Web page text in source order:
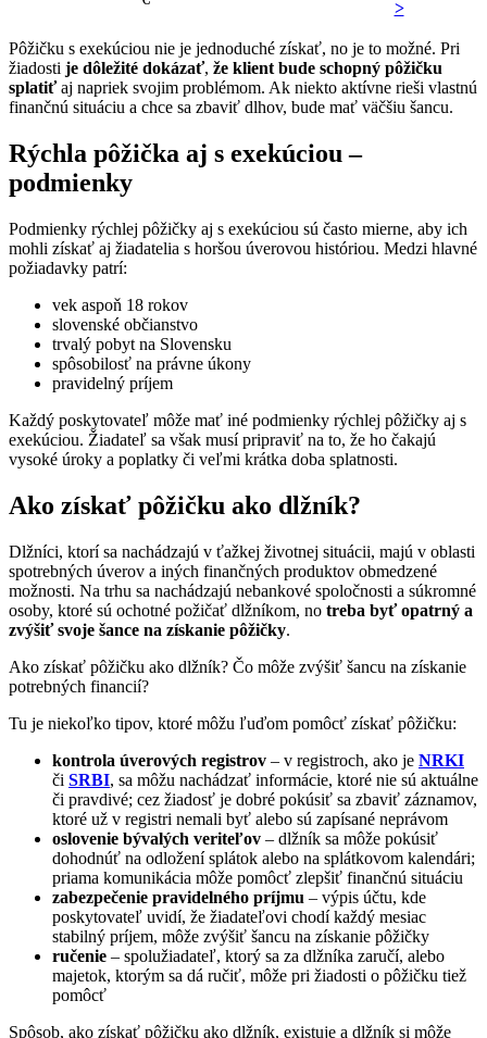
>
Pôžičku s exekúciou nie je jednoduché získať, no je to možné. Pri
žiadosti je dôležité dokázať, že klient bude schopný pôžičku
splatiťaj napriek svojim problémom. Ak niekto aktívne rieši vlastnú
finančnú situáciu a chce sa zbaviť dlhov, bude mať väčšiu šancu.
Rýchla pôžička aj s exekúciou –
podmienky
Podmienky rýchlej pôžičky aj s exekúciou sú často mierne, aby ich
mohli získať aj žiadatelia s horšou úverovou históriou. Medzi hlavné
požiadavky patrí:
vek aspoň 18 rokov
slovenské občianstvo
trvalý pobyt na Slovensku
spôsobilosť na právne úkony
pravidelný príjem
Každý poskytovateľ môže mať iné podmienky rýchlej pôžičky aj s
exekúciou. Žiadateľ sa však musí pripraviť na to, že ho čakajú
vysoké úroky a poplatky či veľmi krátka doba splatnosti.
Ako získať pôžičku ako dlžník?
Dlžníci, ktorí sa nachádzajú v ťažkej životnej situácii, majú v oblasti
spotrebných úverov a iných finančných produktov obmedzené
možnosti. Na trhu sa nachádzajú nebankové spoločnosti a súkromné
osoby, ktoré sú ochotné požičať dlžníkom, no treba byť opatrný a
zvýšiť svoje šance na získanie pôžičky.
Ako získať pôžičku ako dlžník? Čo môže zvýšiť šancu na získanie
potrebných financií?
Tu je niekoľko tipov, ktoré môžu ľuďom pomôcť získať pôžičku:
kontrola úverových registrov – v registroch, ako je NRKI
či SRBI, sa môžu nachádzať informácie, ktoré nie sú aktuálne
či pravdivé; cez žiadosť je dobré pokúsiť sa zbaviť záznamov,
ktoré už v registri nemali byť alebo sú zapísané neprávom
oslovenie bývalých veriteľov – dlžník sa môže pokúsiť
dohodnúť na odložení splátok alebo na splátkovom kalendári;
priama komunikácia môže pomôcť zlepšiť finančnú situáciu
zabezpečenie pravidelného príjmu – výpis účtu, kde
poskytovateľ uvidí, že žiadateľovi chodí každý mesiac
stabilný príjem, môže zvýšiť šancu na získanie pôžičky
ručenie – spolužiadateľ, ktorý sa za dlžníka zaručí, alebo
majetok, ktorým sa dá ručiť, môže pri žiadosti o pôžičku tiež
pomôcť
Spôsob, ako získať pôžičku ako dlžník, existuje a dlžník si môže